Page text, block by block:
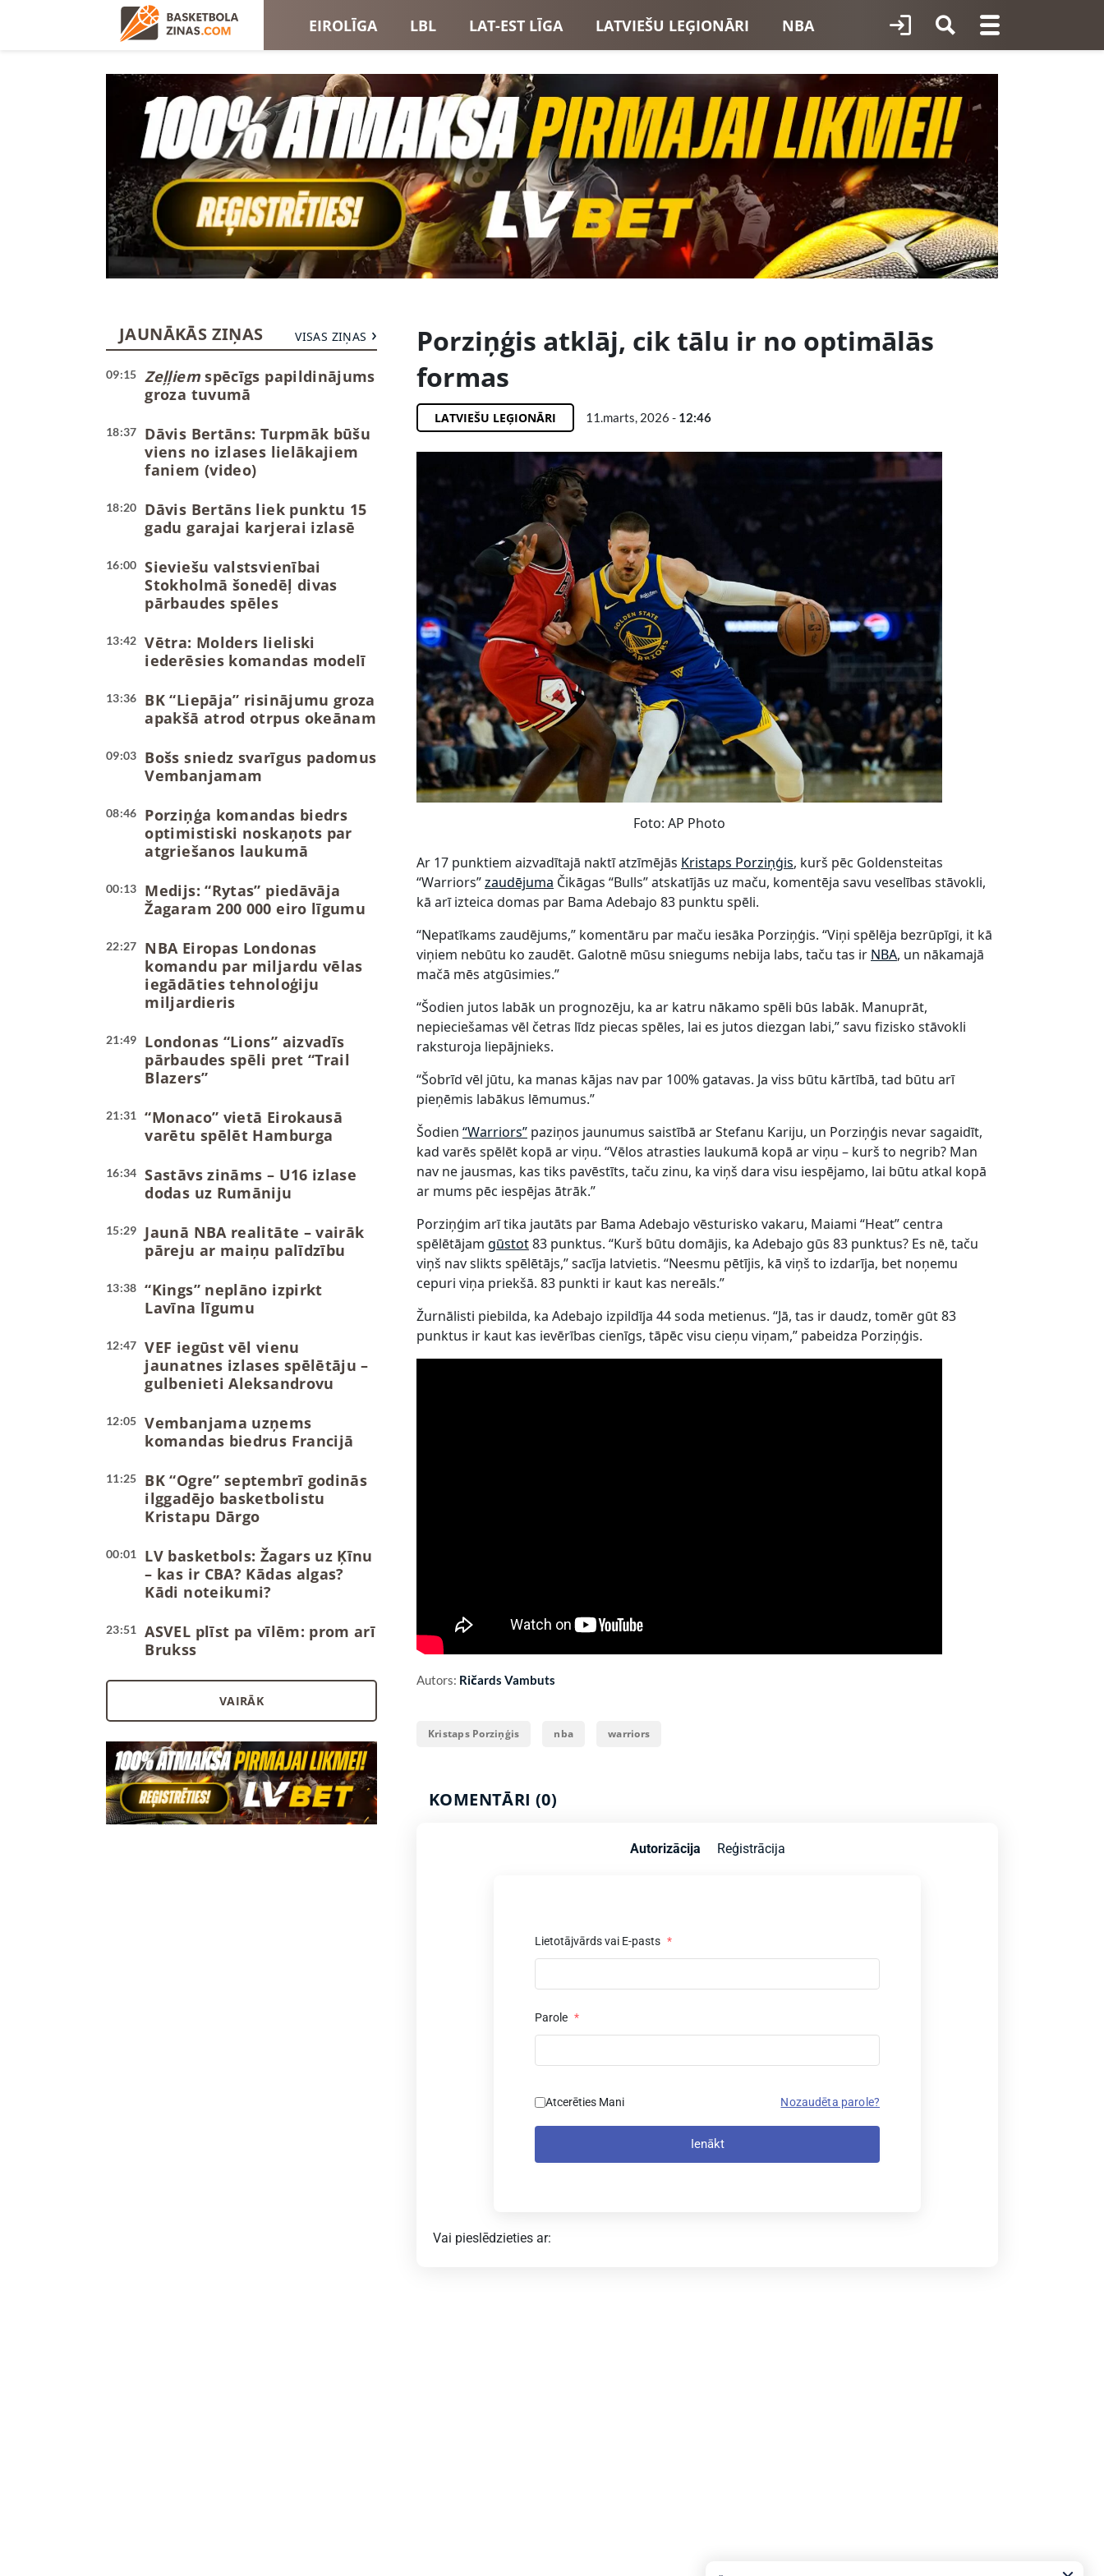
EIROLĪGA LBL LAT-EST LĪGA LATVIEŠU LEĢIONĀRI NBA
EIROKAUSI LATVIJAS IZLASE
JAUNĀKĀS ZIŅAS VISAS ZIŅAS
09:15 Zeļļiemspēcīgs papildinājums
groza tuvumā
18:37
Dāvis Bertāns: Turpmāk būšu
viens no izlases lielākajiem
faniem (video)
18:20
Dāvis Bertāns liek punktu 15
gadu garajai karjerai izlasē
16:00
Sieviešu valstsvienībai
Stokholmā šonedēļ divas
pārbaudes spēles
13:42
Vētra: Molders lieliski
iederēsies komandas modelī
13:36
BK “Liepāja” risinājumu groza
apakšā atrod otrpus okeānam
09:03
Bošs sniedz svarīgus padomus
Vembanjamam
08:46
Porziņģa komandas biedrs
optimistiski noskaņots par
atgriešanos laukumā
00:13
Medijs: “Rytas” piedāvāja
Žagaram 200 000 eiro līgumu
22:27
NBA Eiropas Londonas
komandu par miljardu vēlas
iegādāties tehnoloģiju
miljardieris
21:49
Londonas “Lions” aizvadīs
pārbaudes spēli pret “Trail
Blazers”
21:31
“Monaco” vietā Eirokausā
varētu spēlēt Hamburga
16:34
Sastāvs zināms – U16 izlase
dodas uz Rumāniju
15:29
Jaunā NBA realitāte – vairāk
pāreju ar maiņu palīdzību
13:38
“Kings” neplāno izpirkt
Lavīna līgumu
12:47
VEF iegūst vēl vienu
jaunatnes izlases spēlētāju –
gulbenieti Aleksandrovu
12:05
Vembanjama uzņems
komandas biedrus Francijā
11:25
BK “Ogre” septembrī godinās
ilggadējo basketbolistu
Kristapu Dārgo
00:01
LV basketbols: Žagars uz Ķīnu
– kas ir CBA? Kādas algas?
Kādi noteikumi?
23:51
ASVEL plīst pa vīlēm: prom arī
Brukss
VAIRĀK
Porziņģis atklāj, cik tālu ir no optimālās
formas
LATVIEŠU LEĢIONĀRI 11.marts, 2026 - 12:46
Foto: AP Photo
Ar 17 punktiem aizvadītajā naktī atzīmējās Kristaps Porziņģis, kurš pēc Goldensteitas
“Warriors”zaudējuma Čikāgas “Bulls” atskatījās uz maču, komentēja savu veselības stāvokli,
kā arī izteica domas par Bama Adebajo 83 punktu spēli.
“Nepatīkams zaudējums,” komentāru par maču iesāka Porziņģis. “Viņi spēlēja bezrūpīgi, it kā
viņiem nebūtu ko zaudēt. Galotnē mūsu sniegums nebija labs, taču tas ir NBA, un nākamajā
mačā mēs atgūsimies.”
“Šodien jutos labāk un prognozēju, ka ar katru nākamo spēli būs labāk. Manuprāt,
nepieciešamas vēl četras līdz piecas spēles, lai es jutos diezgan labi,” savu fizisko stāvokli
raksturoja liepājnieks.
“Šobrīd vēl jūtu, ka manas kājas nav par 100% gatavas. Ja viss būtu kārtībā, tad būtu arī
pieņēmis labākus lēmumus.”
Šodien “Warriors” paziņos jaunumus saistībā ar Stefanu Kariju, un Porziņģis nevar sagaidīt,
kad varēs spēlēt kopā ar viņu. “Vēlos atrasties laukumā kopā ar viņu – kurš to negrib? Man
nav ne jausmas, kas tiks pavēstīts, taču zinu, ka viņš dara visu iespējamo, lai būtu atkal kopā
ar mums pēc iespējas ātrāk.”
Porziņģim arī tika jautāts par Bama Adebajo vēsturisko vakaru, Maiami “Heat” centra
spēlētājam gūstot83 punktus. “Kurš būtu domājis, ka Adebajo gūs 83 punktus? Es nē, taču
viņš nav slikts spēlētājs,” sacīja latvietis. “Neesmu pētījis, kā viņš to izdarīja, bet noņemu
cepuri viņa priekšā. 83 punkti ir kaut kas nereāls.”
Žurnālisti piebilda, ka Adebajo izpildīja 44 soda metienus. “Jā, tas ir daudz, tomēr gūt 83
punktus ir kaut kas ievērības cienīgs, tāpēc visu cieņu viņam,” pabeidza Porziņģis.
Autors: Ričards Vambuts
Kristaps Porziņģis nba warriors
KOMENTĀRI (0)
Autorizācija Reģistrācija
Lietotājvārds vai E-pasts *
Parole *
Atcerēties Mani Nozaudēta parole?
Ienākt
Vai pieslēdzieties ar: